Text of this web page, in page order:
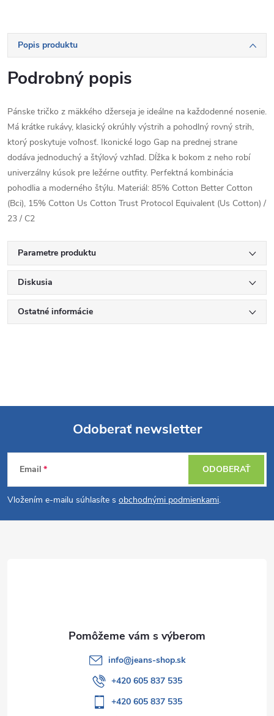
Popis produktu
Podrobný popis
Pánske tričko z mäkkého džerseja je ideálne na každodenné nosenie.
Má krátke rukávy, klasický okrúhly výstrih a pohodlný rovný strih,
ktorý poskytuje voľnosť. Ikonické logo Gap na prednej strane
dodáva jednoduchý a štýlový vzhľad. Dĺžka k bokom z neho robí
univerzálny kúsok pre ležérne outfity. Perfektná kombinácia
pohodlia a moderného štýlu. Materiál: 85% Cotton Better Cotton
(Bci), 15% Cotton Us Cotton Trust Protocol Equivalent (Us Cotton) /
23 / C2
Parametre produktu
Diskusia
Ostatné informácie
Z
á
p
Odoberať newsletter
Email
Vložením e-mailu súhlasíte s obchodnými podmienkami.
ODOBERAŤ
info@jeans-shop.sk
+420 605 837 535
+420 605 837 535